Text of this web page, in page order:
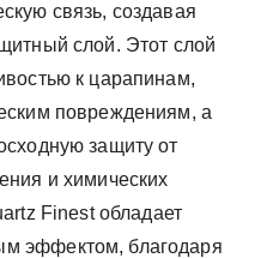
связь, создавая
слой. Этот слой
к царапинам,
повреждениям, а
защиту от
и химических
Finest обладает
эффектом, благодаря